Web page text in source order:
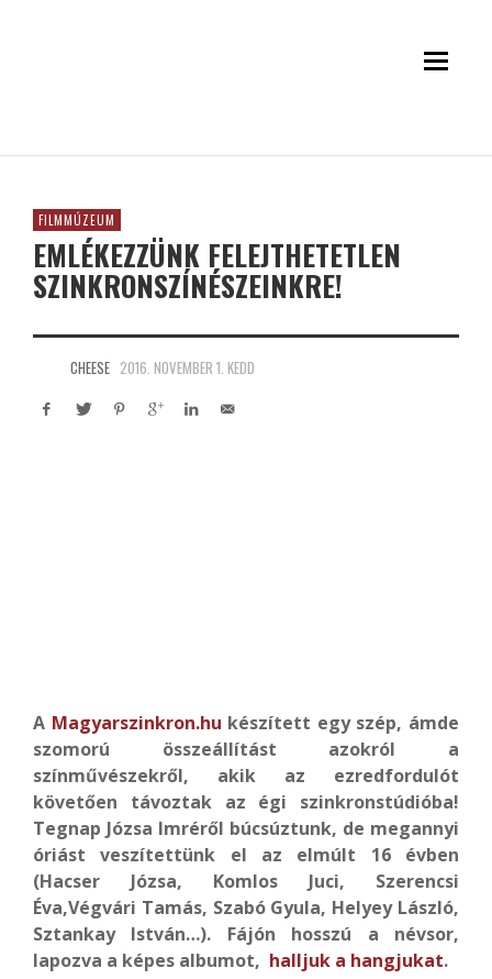
FILMMÚZEUM
EMLÉKEZZÜNK FELEJTHETETLEN
SZINKRONSZÍNÉSZEINKRE!
CHEESE 2016. NOVEMBER 1. KEDD
A Magyarszinkron.hu készített egy szép, ámde
szomorú összeállítást azokról a
színművészekről, akik az ezredfordulót
követően távoztak az égi szinkronstúdióba!
Tegnap Józsa Imréről búcsúztunk, de megannyi
óriást veszítettünk el az elmúlt 16 évben
(Hacser Józsa, Komlos Juci, Szerencsi
Éva,Végvári Tamás, Szabó Gyula, Helyey László,
Sztankay István…). Fájón hosszú a névsor,
lapozva a képes albumot, halljuk a hangjukat.